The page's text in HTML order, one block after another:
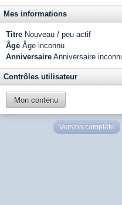
Mes informations
Titre Nouveau / peu actif
Âge Âge inconnu
Anniversaire Anniversaire
Contrôles utilisateur
Mon contenu
Version complète